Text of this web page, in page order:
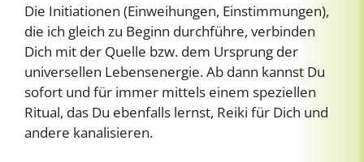
Die Initiationen (Einweihungen, Einstimmungen),
die ich gleich zu Beginn durchführe, verbinden
Dich mit der Quelle bzw. dem Ursprung der
universellen Lebensenergie. Ab dann kannst Du
sofort und für immer mittels einem speziellen
Ritual, das Du ebenfalls lernst, Reiki für Dich und
andere kanalisieren.